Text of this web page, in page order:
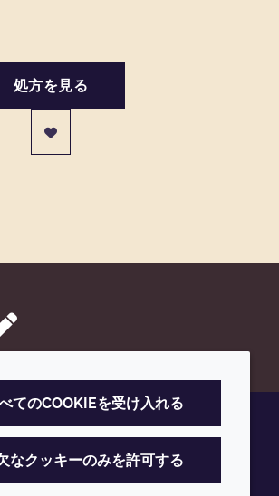
処方を見る
てのCOOKIEを受け入れる
なクッキーのみを許可する